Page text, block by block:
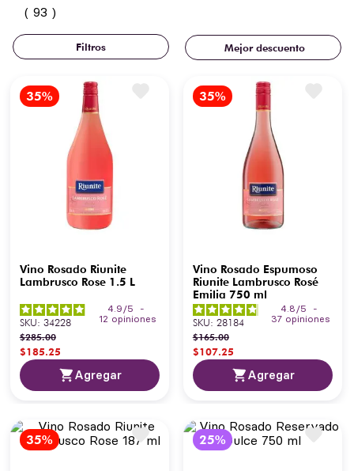
93
Mejor descuento
Vino Rosado Riunite
Lambrusco Rose 1.5 L
4.9/5
-
12 opiniones
SKU: 34228
$285.00
$185.25
Agregar
Vino Rosado Espumoso
Riunite Lambrusco Rosé
Emilia 750 ml
4.8/5
-
37 opiniones
SKU: 28184
$165.00
$107.25
Agregar